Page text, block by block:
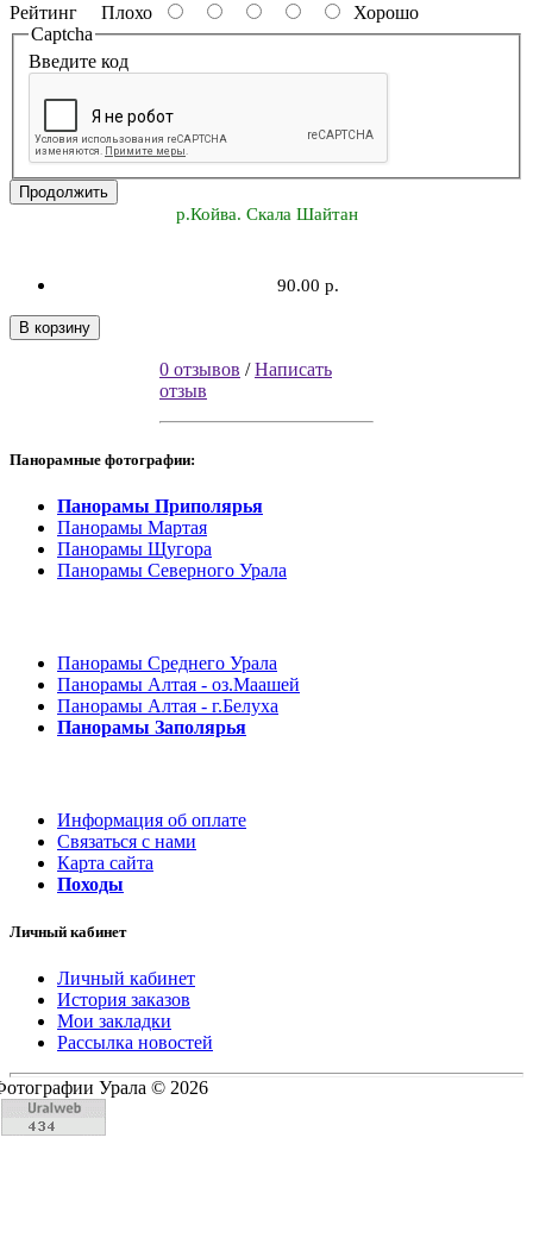
Рейтинг Плохо
Хорошо
Captcha
Введите код
Продолжить
р.Койва. Скала Шайтан
90.00 р.
В корзину
0 отзывов /Написать
отзыв
Панорамные фотографии:
Панорамы Приполярья
Панорамы Мартая
Панорамы Щугора
Панорамы Северного Урала
Панорамы Среднего Урала
Панорамы Алтая - оз.Маашей
Панорамы Алтая - г.Белуха
Панорамы Заполярья
Информация об оплате
Связаться с нами
Карта сайта
Походы
Личный кабинет
Личный кабинет
История заказов
Мои закладки
Рассылка новостей
Урала © 2026